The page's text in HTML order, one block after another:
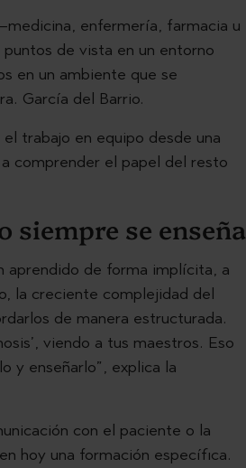
enfermería, farmacia u
de vista en un entorno
en un ambiente que se
García del Barrio.
trabajo en equipo desde una
comprender el papel del resto
siempre se enseña
aprendido de forma implícita, a
la creciente complejidad del
de manera estructurada.
viendo a tus maestros. Eso
y enseñarlo”, explica la
con el paciente o la
hoy una formación específica.